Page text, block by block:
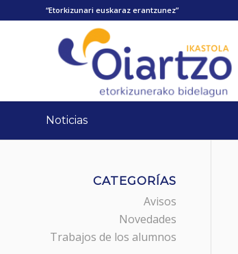
“Etorkizunari euskaraz erantzunez”
Noticias
CATEGORÍAS
Avisos
Novedades
Trabajos de los alumnos